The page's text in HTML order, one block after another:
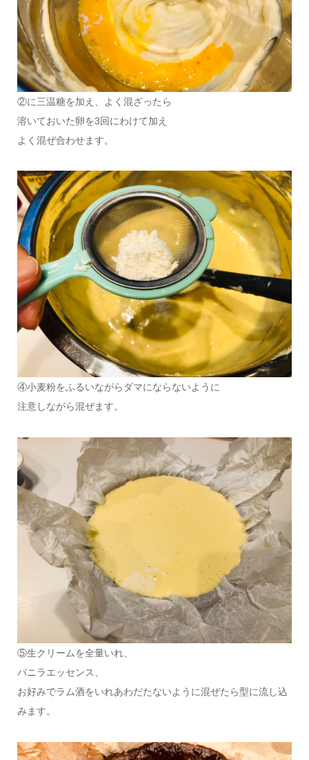
②に三温糖を加え、よく混ざったら
溶いておいた卵を3回にわけて加え
よく混ぜ合わせます。
④小麦粉をふるいながらダマにならないように
注意しながら混ぜます。
⑤生クリームを全量いれ、
バニラエッセンス、
お好みでラム酒をいれあわだたないように混ぜたら型に流し込
みます。